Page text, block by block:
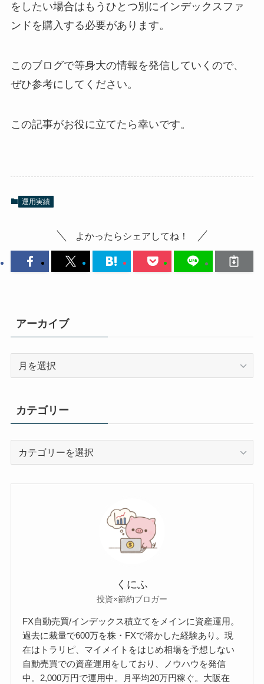
をしたい場合はもうひとつ別にインデックスファ
ンドを購入する必要があります。
このブログで等身大の情報を発信していくので、
ぜひ参考にしてください。
この記事がお役に立てたら幸いです。
運用実績
よかったらシェアしてね！
アーカイブ
ブ
カテゴリー
くにふ
投資×節約ブロガー
FX自動売買/インデックス積立てをメインに資産運用。
過去に裁量で600万を株・FXで溶かした経験あり。現
在はトラリピ、マイメイトをはじめ相場を予想しない
自動売買での資産運用をしており、ノウハウを発信
中。2,000万円で運用中。月平均20万円稼ぐ。大阪在